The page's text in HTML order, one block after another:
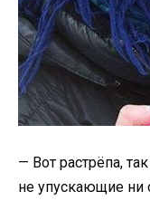
— Вот растрёпа,
не упускающие ни